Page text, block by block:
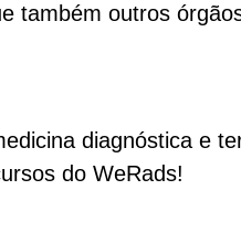
também outros
diagnóstica e
do WeRads!